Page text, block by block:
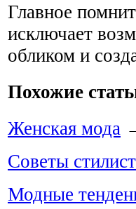
Главное
исключает
обликом и
Похожие
Женская мода
Советы
Модные